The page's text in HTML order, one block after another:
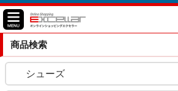
商品検索
シューズ